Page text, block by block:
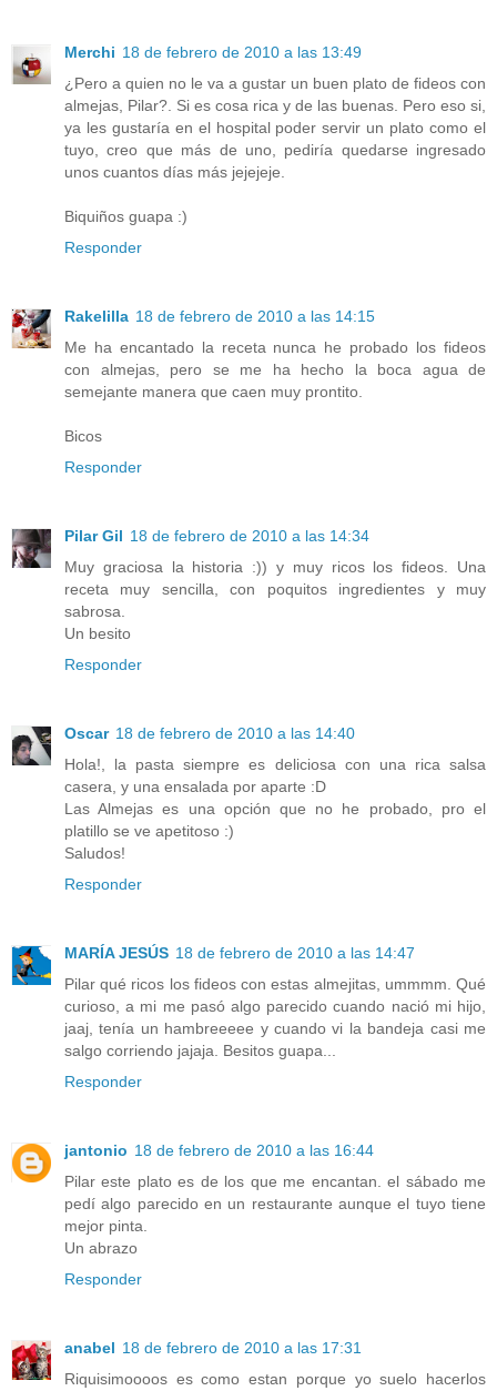
Merchi 18 de febrero de 2010 a las 13:49
¿Pero a quien no le va a gustar un buen plato de fideos con
almejas, Pilar?. Si es cosa rica y de las buenas. Pero eso si,
ya les gustaría en el hospital poder servir un plato como el
tuyo, creo que más de uno, pediría quedarse ingresado
unos cuantos días más jejejeje.
Biquiños guapa :)
Responder
Rakelilla 18 de febrero de 2010 a las 14:15
Me ha encantado la receta nunca he probado los fideos
con almejas, pero se me ha hecho la boca agua de
semejante manera que caen muy prontito.
Bicos
Responder
Pilar Gil 18 de febrero de 2010 a las 14:34
Muy graciosa la historia :)) y muy ricos los fideos. Una
receta muy sencilla, con poquitos ingredientes y muy
sabrosa.
Un besito
Responder
Oscar 18 de febrero de 2010 a las 14:40
Hola!, la pasta siempre es deliciosa con una rica salsa
casera, y una ensalada por aparte :D
Las Almejas es una opción que no he probado, pro el
platillo se ve apetitoso :)
Saludos!
Responder
MARÍA JESÚS 18 de febrero de 2010 a las 14:47
Pilar qué ricos los fideos con estas almejitas, ummmm. Qué
curioso, a mi me pasó algo parecido cuando nació mi hijo,
jaaj, tenía un hambreeeee y cuando vi la bandeja casi me
salgo corriendo jajaja. Besitos guapa...
Responder
jantonio 18 de febrero de 2010 a las 16:44
Pilar este plato es de los que me encantan. el sábado me
pedí algo parecido en un restaurante aunque el tuyo tiene
mejor pinta.
Un abrazo
Responder
anabel 18 de febrero de 2010 a las 17:31
Riquisimoooos es como estan porque yo suelo hacerlos